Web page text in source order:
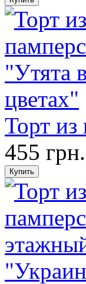
Торт из
455 грн.